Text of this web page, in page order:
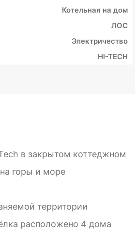
Котельная на дом
ЛОС
Электричество
HI-TECH
в закрытом коттеджном
горы и море
территории
расположено 4 дома